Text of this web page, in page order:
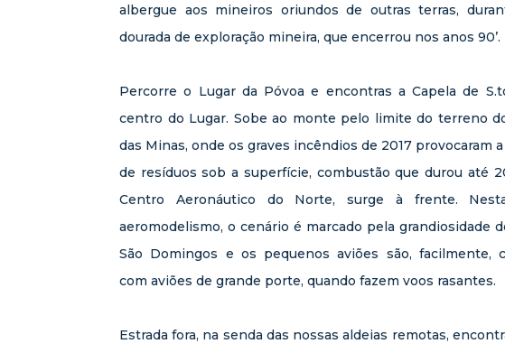
albergue aos mineiros oriundos de outras terras,
dourada de exploração mineira, que encerrou nos anos 90’.
Percorre o Lugar da Póvoa e encontras a Capela de
centro do Lugar. Sobe ao monte pelo limite do terreno
das Minas, onde os graves incêndios de 2017 provocaram
de resíduos sob a superfície, combustão que durou até
Centro Aeronáutico do Norte, surge à frente.
aeromodelismo, o cenário é marcado pela grandiosidade
São Domingos e os pequenos aviões são, facilmente,
com aviões de grande porte, quando fazem voos rasantes.
Estrada fora, na senda das nossas aldeias remotas,